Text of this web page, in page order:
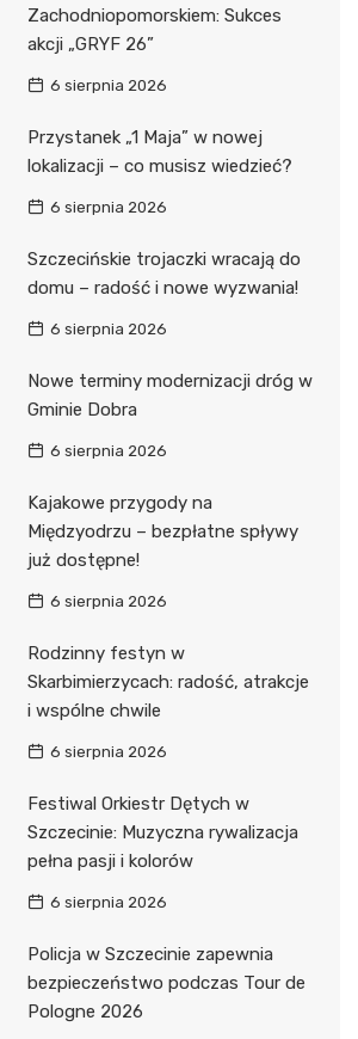
Zachodniopomorskiem: Sukces
akcji „GRYF 26”
6 sierpnia 2026
Przystanek „1 Maja” w nowej
lokalizacji – co musisz wiedzieć?
6 sierpnia 2026
Szczecińskie trojaczki wracają do
domu – radość i nowe wyzwania!
6 sierpnia 2026
Nowe terminy modernizacji dróg w
Gminie Dobra
6 sierpnia 2026
Kajakowe przygody na
Międzyodrzu – bezpłatne spływy
już dostępne!
6 sierpnia 2026
Rodzinny festyn w
Skarbimierzycach: radość, atrakcje
i wspólne chwile
6 sierpnia 2026
Festiwal Orkiestr Dętych w
Szczecinie: Muzyczna rywalizacja
pełna pasji i kolorów
6 sierpnia 2026
Policja w Szczecinie zapewnia
bezpieczeństwo podczas Tour de
Pologne 2026